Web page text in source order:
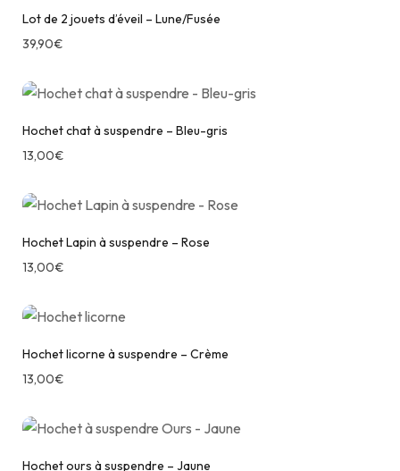
Lot de 2 jouets d’éveil – Lune/Fusée
39,90€
Hochet chat à suspendre – Bleu-gris
13,00€
Hochet Lapin à suspendre – Rose
13,00€
Hochet licorne à suspendre – Crème
13,00€
Hochet ours à suspendre – Jaune